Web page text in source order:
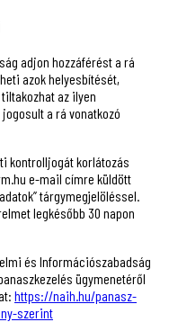
adjon hozzáférést a rá
azok helyesbítését,
az ilyen
a rá vonatkozó
kontrolljogát korlátozás
e-mail címre küldött
tárgymegjelöléssel.
legkésőbb 30 napon
és Információszabadság
ügymenetéről
https://naih.hu/panasz-
szerint